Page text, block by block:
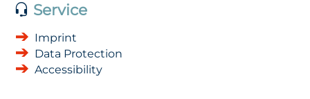
Service
Imprint
Data Protection
Accessibility